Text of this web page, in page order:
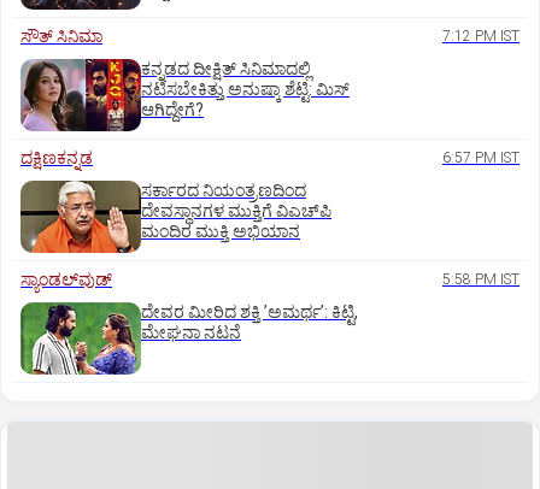
ಸೌತ್‌ ಸಿನಿಮಾ 7:12 PM IST
ಕನ್ನಡದ ದೀಕ್ಷಿತ್‌ ಸಿನಿಮಾದಲ್ಲಿ
ನಟಿಸಬೇಕಿತ್ತು ಅನುಷ್ಕಾ ಶೆಟ್ಟಿ: ಮಿಸ್‌
ಆಗಿದ್ದೇಗೆ?
ದಕ್ಷಿಣಕನ್ನಡ 6:57 PM IST
ಸರ್ಕಾರದ ನಿಯಂತ್ರಣದಿಂದ
ದೇವಸ್ಥಾನಗಳ ಮುಕ್ತಿಗೆ ವಿಎಚ್‌ಪಿ
ಮಂದಿರ ಮುಕ್ತಿ ಅಭಿಯಾನ
ಸ್ಯಾಂಡಲ್‌ವುಡ್‌ 5:58 PM IST
ದೇವರ ಮೀರಿದ ಶಕ್ತಿ ʼಅಮರ್ಥʼ: ಕಿಟ್ಟಿ,
ಮೇಘನಾ ನಟನೆ